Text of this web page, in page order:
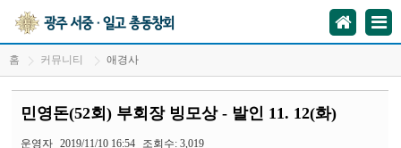
홈 커뮤니티 애경사
민영돈(52회) 부회장 빙모상 - 발인 11. 12(화)
운영자 2019/11/10 16:54 조회수: 3,019